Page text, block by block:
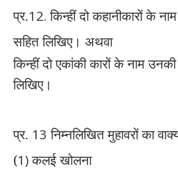
प्र.12.किन्हीं दो कहानीकारों के
सहित लिखिए। अथवा
किन्हीं दो एकांकी कारों के नाम
लिखिए।
प्र. 13निम्नलिखित मुहावरों का
(1)कलई खोलना